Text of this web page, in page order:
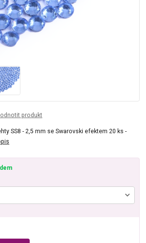
produkt
SS8 - 2,5 mm se Swarovski efektem 20 ks -